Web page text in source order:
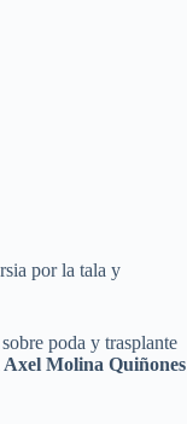
por la tala y
poda y trasplante
Molina Quiñones